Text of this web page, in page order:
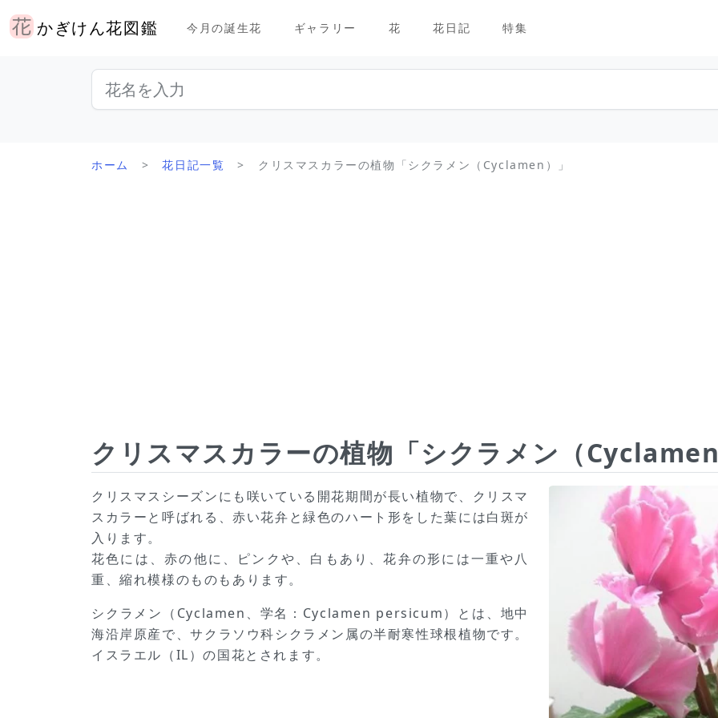
かぎけん花図鑑 今月の誕生花 ギャラリー 花 花日記 特集
ホーム 花日記一覧 クリスマスカラーの植物「シクラメン（Cyclamen）」
クリスマスカラーの植物「シクラメン（
クリスマスシーズンにも咲いている開花期間が長い植物で、クリスマ
スカラーと呼ばれる、赤い花弁と緑色のハート形をした葉には白斑が
入ります。
花色には、赤の他に、ピンクや、白もあり、花弁の形には一重や八
重、縮れ模様のものもあります。
シクラメン（Cyclamen、学名：Cyclamen persicum）とは、地中
海沿岸原産で、サクラソウ科シクラメン属の半耐寒性球根植物です。
イスラエル（IL）の国花とされます。